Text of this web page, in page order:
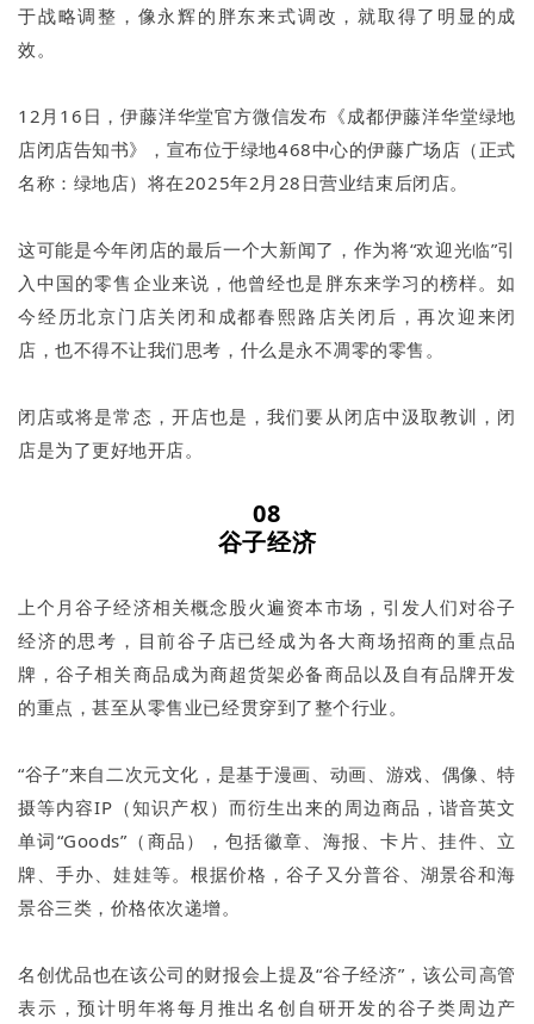
于战略调整，像永辉的胖东来式调改，就取得了明显的成
效。
12月16日，伊藤洋华堂官方微信发布《成都伊藤洋华堂绿地
店闭店告知书》，宣布位于绿地468中心的伊藤广场店（正式
名称：绿地店）将在2025年2月28日营业结束后闭店。
这可能是今年闭店的最后一个大新闻了，作为将“欢迎光临”引
入中国的零售企业来说，他曾经也是胖东来学习的榜样。如
今经历北京门店关闭和成都春熙路店关闭后，再次迎来闭
店，也不得不让我们思考，什么是永不凋零的零售。
闭店或将是常态，开店也是，我们要从闭店中汲取教训，闭
店是为了更好地开店。
08
谷子经济
上个月谷子经济相关概念股火遍资本市场，引发人们对谷子
经济的思考，目前谷子店已经成为各大商场招商的重点品
牌，谷子相关商品成为商超货架必备商品以及自有品牌开发
的重点，甚至从零售业已经贯穿到了整个行业。
“谷子”来自二次元文化，是基于漫画、动画、游戏、偶像、特
摄等内容IP（知识产权）而衍生出来的周边商品，谐音英文
单词“Goods”（商品），包括徽章、海报、卡片、挂件、立
牌、手办、娃娃等。根据价格，谷子又分普谷、湖景谷和海
景谷三类，价格依次递增。
名创优品也在该公司的财报会上提及“谷子经济”，该公司高管
表示，预计明年将每月推出名创自研开发的谷子类周边产